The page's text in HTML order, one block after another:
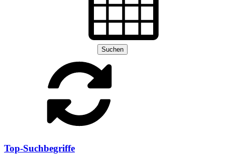
Suchen
Top-Suchbegriffe